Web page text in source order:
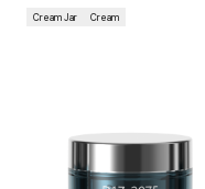
Cream Jar Cream